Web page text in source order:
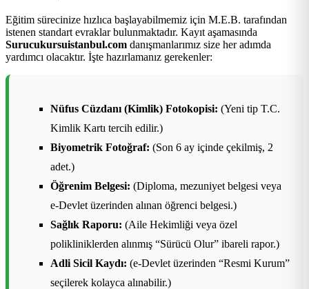
Eğitim sürecinize hızlıca başlayabilmemiz için M.E.B. tarafından
istenen standart evraklar bulunmaktadır. Kayıt aşamasında
Surucukursuistanbul.com danışmanlarımız size her adımda
yardımcı olacaktır. İşte hazırlamanız gerekenler:
Nüfus Cüzdanı (Kimlik) Fotokopisi: (Yeni tip T.C.
Kimlik Kartı tercih edilir.)
Biyometrik Fotoğraf: (Son 6 ay içinde çekilmiş, 2
adet.)
Öğrenim Belgesi: (Diploma, mezuniyet belgesi veya
e-Devlet üzerinden alınan öğrenci belgesi.)
Sağlık Raporu: (Aile Hekimliği veya özel
polikliniklerden alınmış “Sürücü Olur” ibareli rapor.)
Adli Sicil Kaydı: (e-Devlet üzerinden “Resmi Kurum”
seçilerek kolayca alınabilir.)